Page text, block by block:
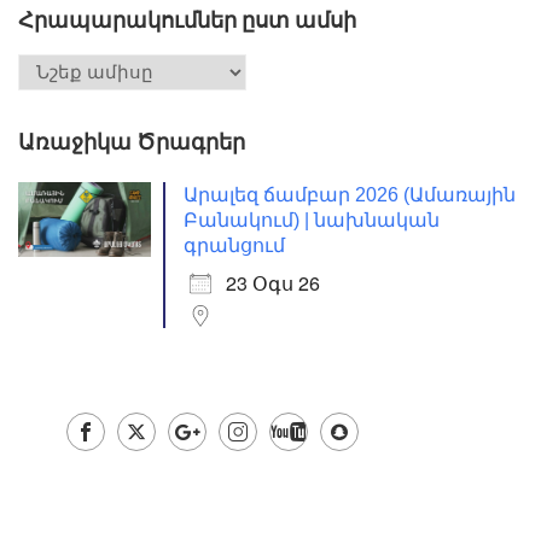
Հրապարակումներ ըստ ամսի
Առաջիկա Ծրագրեր
Արալեզ ճամբար 2026 (Ամառային
Բանակում) | նախնական
գրանցում
23 Օգս 26